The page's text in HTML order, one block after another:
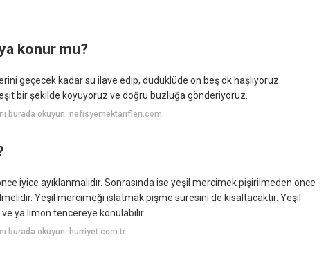
konur mu?
geçecek kadar su ilave edip, düdüklüde on beş dk haşlıyoruz.
bir şekilde koyuyoruz ve doğru buzluğa gönderiyoruz.
burada okuyun: nefisyemektarifleri.com
iyice ayıklanmalıdır. Sonrasında ise yeşil mercimek pişirilmeden önce
Yeşil mercimeği ıslatmak pişme süresini de kısaltacaktır. Yeşil
ya limon tencereye konulabilir.
burada okuyun: hurriyet.com.tr